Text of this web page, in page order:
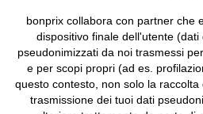
bonprix collabora con partner che
dispositivo finale dell'utente
pseudonimizzati da noi trasmessi
e per scopi propri (ad es.
questo contesto, non solo la
trasmissione dei tuoi dati